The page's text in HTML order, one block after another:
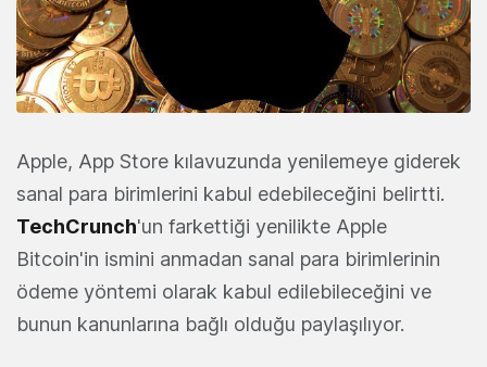
Apple, App Store kılavuzunda yenilemeye giderek
sanal para birimlerini kabul edebileceğini belirtti.
TechCrunch'un farkettiği yenilikte Apple
Bitcoin'in ismini anmadan sanal para birimlerinin
ödeme yöntemi olarak kabul edilebileceğini ve
bunun kanunlarına bağlı olduğu paylaşılıyor.